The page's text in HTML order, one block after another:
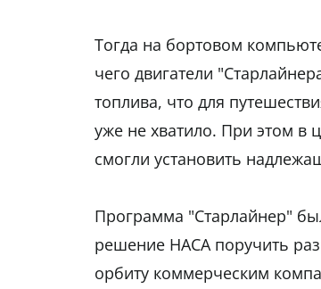
Тогда на бортовом
чего двигатели
топлива, что для
уже не хватило. При этом в
смогли установить
Программа "Старлайнер"
решение НАСА поручить
орбиту коммерческим